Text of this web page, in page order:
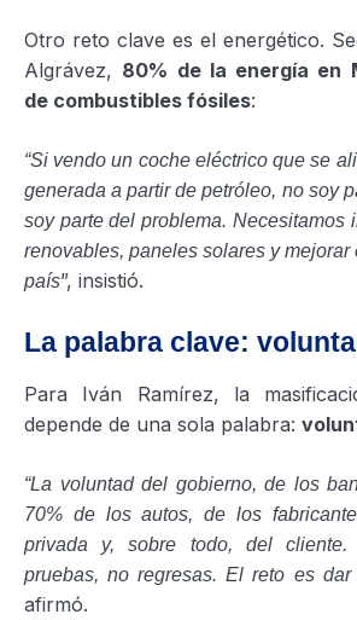
Otro reto clave es el energético.
Algrávez, 80% de la energía en
de combustibles fósiles:
“Si vendo un coche eléctrico que se
generada a partir de petróleo, no soy
soy parte del problema. Necesitamos
renovables, paneles solares y
país”, insistió.
La palabra clave:
Para Iván Ramírez, la
depende de una sola palabra:
“La voluntad del gobierno, de los
70% de los autos, de los
privada y, sobre todo, del
pruebas, no regresas. El reto es dar
afirmó.